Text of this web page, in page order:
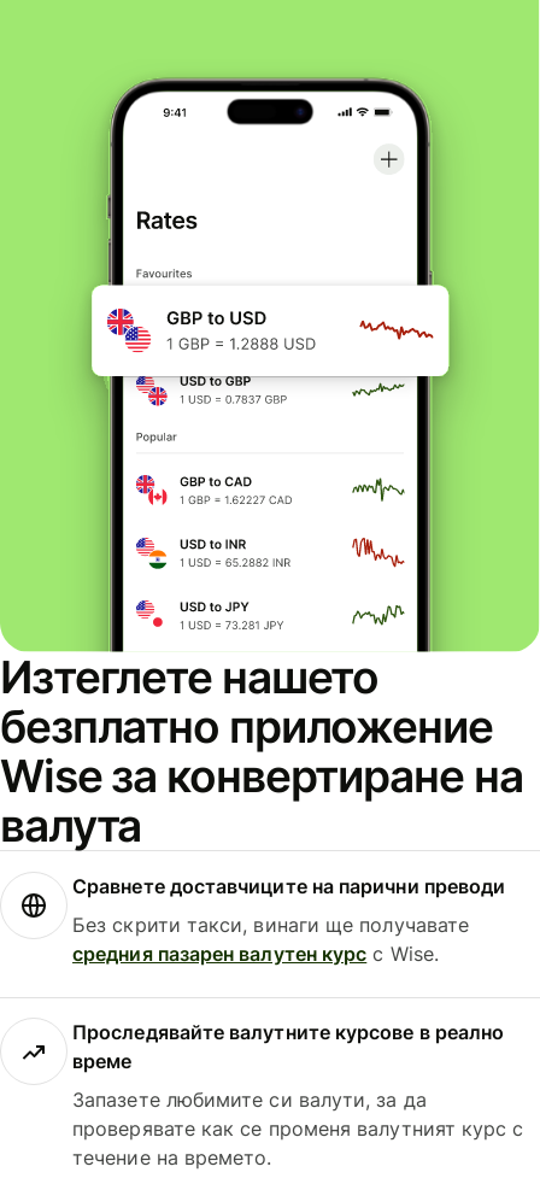
Изтеглете нашето
безплатно приложение
Wise за конвертиране на
валута
Сравнете доставчиците на парични преводи
Без скрити такси, винаги ще получавате
средния пазарен валутен курс с Wise.
Проследявайте валутните курсове в реално
време
Запазете любимите си валути, за да
проверявате как се променя валутният курс с
течение на времето.